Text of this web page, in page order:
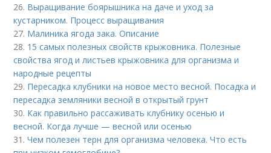
26. Выращивание боярышника на даче и уход за
кустарником. Процесс выращивания
27. Малиника ягода зака. Описание
28. 15 самых полезных свойств крыжовника. Полезные
свойства ягод и листьев крыжовника для организма и
народные рецепты
29. Пересадка клубники на новое место весной. Посадка и
пересадка земляники весной в открытый грунт
30. Как правильно рассаживать клубнику осенью и
весной. Когда лучше — весной или осенью
31.Чем полезен терн для организма человека. Что есть